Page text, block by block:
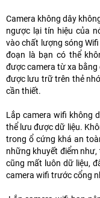
Camera không dây
ngược lại tín hiệu của
vào chất lượng sóng
đoạn là bạn có thể
được camera từ xa bằng
được lưu trữ trên thẻ
cần thiết.
Lắp camera wifi không
thể lưu được dữ liệu.
trong ổ cứng khá an
những khuyết điểm
cũng mất luôn dữ liệu,
camera wifi trước cổng